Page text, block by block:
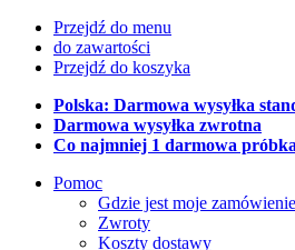
Przejdź do menu
do zawartości
Przejdź do koszyka
Polska: Darmowa wysyłka
Darmowa wysyłka zwrotna
Co najmniej 1 darmowa próbka
Pomoc
Gdzie jest moje
Zwroty
Koszty dostawy